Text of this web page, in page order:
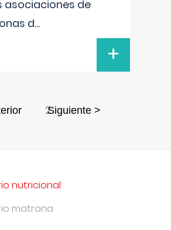
asociaciones de
d...
+
2Siguiente >
nutricional
matrona